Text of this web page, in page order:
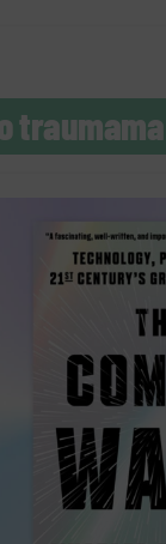
traumama